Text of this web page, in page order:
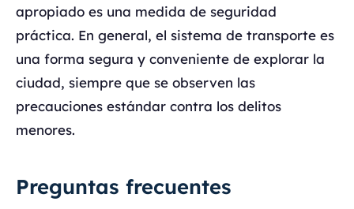
apropiado es una medida de seguridad
práctica. En general, el sistema de transporte es
una forma segura y conveniente de explorar la
ciudad, siempre que se observen las
precauciones estándar contra los delitos
menores.
Preguntas frecuentes